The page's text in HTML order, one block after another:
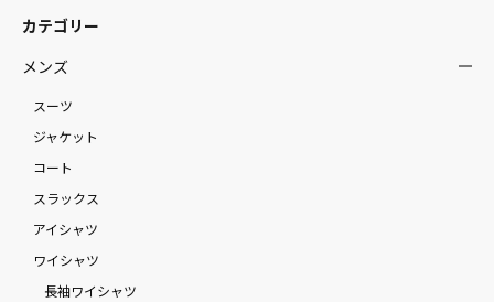
カテゴリー
メンズ
スーツ
ジャケット
コート
スラックス
アイシャツ
ワイシャツ
長袖ワイシャツ